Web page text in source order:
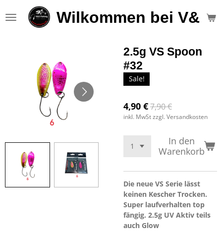
Hauptinhalt
Wilkommen bei V&S
2.5g VS Spoon
#32
Sale!
4,90 €7,90 €
inkl. MwSt zzgl. Versandkosten
In den
Warenkorb
Die neue VS Serie lässt
keinen Kescher Trocken.
Super laufverhalten top
fängig. 2.5g UV Aktiv teils
auch Glow